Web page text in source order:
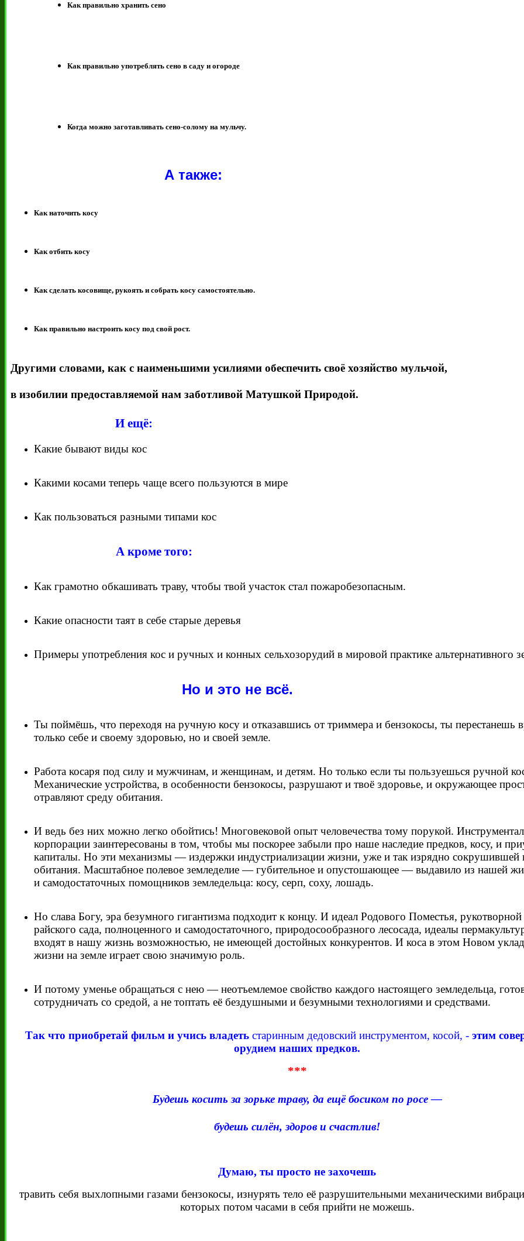
Как правильно хранить сено
Как правильно употреблять сено в саду и огороде
Когда можно заготавливать сено-солому на мульчу.
А также:
Как наточить косу
Как отбить косу
Как сделать косовище, рукоять и собрать косу самостоятельно.
Как правильно настроить косу под свой рост.
Другими словами, как с наименьшими усилиями обеспечить своё хозяйство мульчой,
в изобилии предоставляемой нам заботливой Матушкой Природой.
И ещё:
Какие бывают виды кос
Какими косами теперь чаще всего пользуются в мире
Как пользоваться разными типами кос
А кроме того:
Как грамотно обкашивать траву, чтобы твой участок стал пожаробезопасным.
Какие опасности таят в себе старые деревья
Примеры употребления кос и ручных и конных сельхозорудий в мировой практике альтернативного
Но и это не всё.
Ты поймёшь, что переходя на ручную косу и отказавшись от триммера и бензокосы, ты перестанешь
только себе и своему здоровью, но и своей земле.
Работа косаря под силу и мужчинам, и женщинам, и детям. Но только если ты пользуешься ручной
Механические устройства, в особенности бензокосы, разрушают и твоё здоровье, и окружающее
отравляют среду обитания.
И ведь без них можно легко обойтись! Многовековой опыт человечества тому порукой.
корпорации заинтересованы в том, чтобы мы поскорее забыли про наше наследие предков, косу, и
капиталы. Но эти механизмы — издержки индустриализации жизни, уже и так изрядно сокрушившей
обитания. Масштабное полевое земледелие — губительное и опустошающее — выдавило из нашей
и самодостаточных помощников земледельца: косу, серп, соху, лошадь.
Но слава Богу, эра безумного гигантизма подходит к концу. И идеал Родового Поместья, рукотворной
райского сада, полноценного и самодостаточного, природосообразного лесосада, идеалы
входят в нашу жизнь возможностью, не имеющей достойных конкурентов. И коса в этом Новом
жизни на земле играет свою значимую роль.
И потому уменье обращаться с нею — неотъемлемое свойство каждого настоящего земледельца,
сотрудничать со средой, а не топтать её бездушными и безумными технологиями и средствами.
Так что приобретай фильм иучись владетьстаринным дедовский инструментом, косой, - этим
орудием наших предков.
***
Будешь косить за зорьке траву, да ещё босиком по росе —
будешь силён, здоров и счастлив!
Думаю, ты просто не захочешь
травить себя выхлопными газами бензокосы, изнурять тело её разрушительными механическими
которых потом часами в себя прийти не можешь.